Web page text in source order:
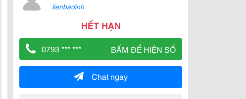
lienbadinh
HẾT HẠN
0793 *** *** BẤM ĐỂ HIỆN SỐ
Chat ngay